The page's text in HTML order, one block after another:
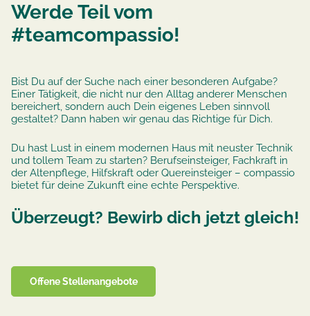
Werde Teil vom
#teamcompassio!
Bist Du auf der Suche nach einer besonderen Aufgabe?
Einer Tätigkeit, die nicht nur den Alltag anderer Menschen
bereichert, sondern auch Dein eigenes Leben sinnvoll
gestaltet? Dann haben wir genau das Richtige für Dich.
Du hast Lust in einem modernen Haus mit neuster Technik
und tollem Team zu starten? Berufseinsteiger, Fachkraft in
der Altenpflege, Hilfskraft oder Quereinsteiger – compassio
bietet für deine Zukunft eine echte Perspektive.
Überzeugt? Bewirb dich jetzt gleich!
Offene Stellenangebote